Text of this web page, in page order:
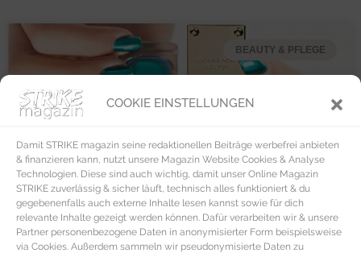
COOKIE EINSTELLUNGEN
Damit STRIKE magazin seine redaktionellen Beiträge werbefrei anbieten
& finanzieren kann, nutzt unsere Magazin Website Cookies & Analyse
Technologien. Diese sind auch wichtig, damit unser Online Magazin
STRIKE zuverlässig & sicher läuft, technisch alles funktioniert & du
gegebenenfalls auch externe Inhalte lesen kannst sowie für dich
relevante Inhalte gezeigt werden können. Dafür verarbeiten wir & unsere
Partner personenbezogene Daten in anonymisierter Form beispielsweise
via Cookies. Außerdem sammeln wir pseudonymisierte Daten zu
BEAUTY & PFLEGE